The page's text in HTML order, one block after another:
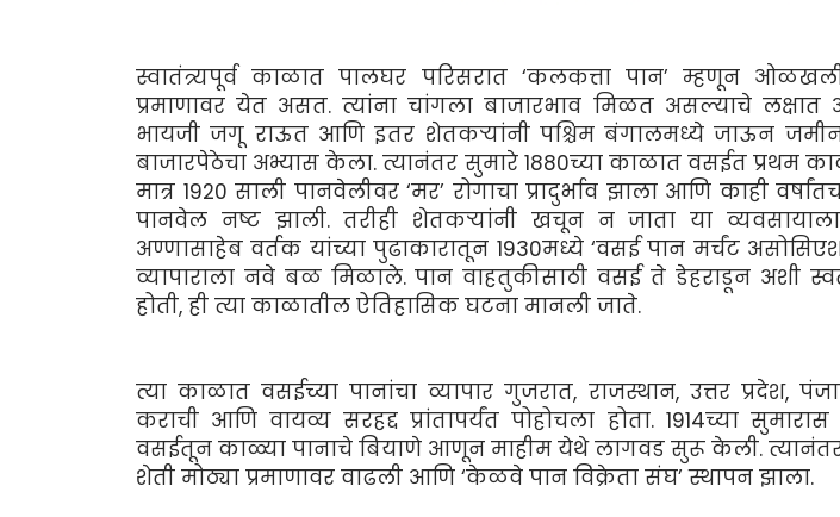
स्वातंत्र्यपूर्व काळात पालघर परिसरात ‘कलकत्ता पान’ म्हणून
प्रमाणावर येत असत. त्यांना चांगला बाजारभाव मिळत असल्याचे
भायजी जगू राऊत आणि इतर शेतकर्‍यांनी पश्चिम बंगालमध्ये जाऊन
बाजारपेठेचा अभ्यास केला. त्यानंतर सुमारे 1880च्या काळात वसईत प्रथम
मात्र 1920 साली पानवेलीवर ‘मर’ रोगाचा प्रादुर्भाव झाला आणि काही
पानवेल नष्ट झाली. तरीही शेतकर्‍यांनी खचून न जाता या
अण्णासाहेब वर्तक यांच्या पुढाकारातून 1930मध्ये ‘वसई पान मर्चंट
व्यापाराला नवे बळ मिळाले. पान वाहतुकीसाठी वसई ते डेहराडून अशी
होती, ही त्या काळातील ऐतिहासिक घटना मानली जाते.
त्या काळात वसईच्या पानांचा व्यापार गुजरात, राजस्थान, उत्तर प्रदेश,
कराची आणि वायव्य सरहद्द प्रांतापर्यंत पोहोचला होता. 1914च्या
वसईतून काळ्या पानाचे बियाणे आणून माहीम येथे लागवड सुरू केली.
शेती मोठ्या प्रमाणावर वाढली आणि ‘केळवे पान विक्रेता संघ’ स्थापन झाला.